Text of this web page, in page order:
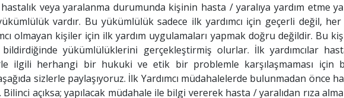
veya yaralanma durumunda kişinin hasta / yaralıya yardım etme
vardır. Bu yükümlülük sadece ilk yardımcı için geçerli değil,
olmayan kişiler için ilk yardım uygulamaları yapmak doğru değildir. Bu
yükümlülüklerini gerçekleştirmiş olurlar. İlk yardımcılar
ilgili herhangi bir hukuki ve etik bir problemle karşılaşmaması için
sizlerle paylaşıyoruz. İlk Yardımcı müdahalelerde bulunmadan önce
açıksa; yapılacak müdahale ile bilgi vererek hasta / yaralıdan rıza